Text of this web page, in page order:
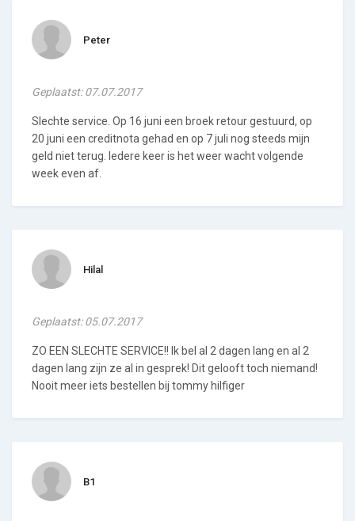
Peter
Geplaatst: 07.07.2017
Slechte service. Op 16 juni een broek retour gestuurd, op
20 juni een creditnota gehad en op 7 juli nog steeds mijn
geld niet terug. Iedere keer is het weer wacht volgende
week even af.
Hilal
Geplaatst: 05.07.2017
ZO EEN SLECHTE SERVICE!! Ik bel al 2 dagen lang en al 2
dagen lang zijn ze al in gesprek! Dit gelooft toch niemand!
Nooit meer iets bestellen bij tommy hilfiger
B1